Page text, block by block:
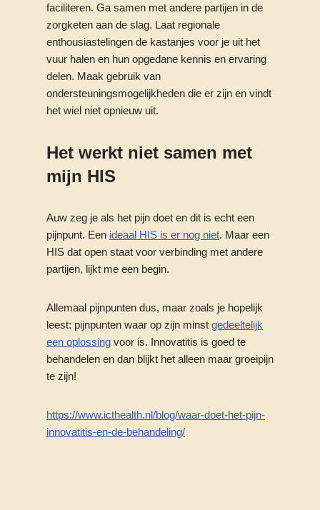
faciliteren. Ga samen met andere partijen in de
zorgketen aan de slag. Laat regionale
enthousiastelingen de kastanjes voor je uit het
vuur halen en hun opgedane kennis en ervaring
delen. Maak gebruik van
ondersteuningsmogelijkheden die er zijn en vindt
het wiel niet opnieuw uit.
Het werkt niet samen met
mijn HIS
Auw zeg je als het pijn doet en dit is echt een
pijnpunt. Een ideaal HIS is er nog niet. Maar een
HIS dat open staat voor verbinding met andere
partijen, lijkt me een begin.
Allemaal pijnpunten dus, maar zoals je hopelijk
leest: pijnpunten waar op zijn minst gedeeltelijk
een oplossing voor is. Innovatitis is goed te
behandelen en dan blijkt het alleen maar groeipijn
te zijn!
https://www.icthealth.nl/blog/waar-doet-het-pijn-
innovatitis-en-de-behandeling/